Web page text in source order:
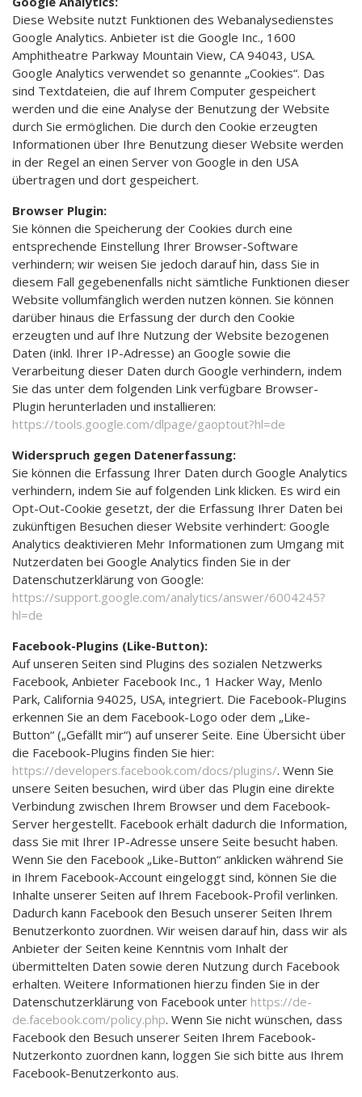
Diese Website nutzt Funktionen des Webanalysedienstes
Google Analytics. Anbieter ist die Google Inc., 1600
Amphitheatre Parkway Mountain View, CA 94043, USA.
Google Analytics verwendet so genannte „Cookies“. Das
sind Textdateien, die auf Ihrem Computer gespeichert
werden und die eine Analyse der Benutzung der Website
durch Sie ermöglichen. Die durch den Cookie erzeugten
Informationen über Ihre Benutzung dieser Website werden
in der Regel an einen Server von Google in den USA
übertragen und dort gespeichert.
Browser Plugin:
Sie können die Speicherung der Cookies durch eine
entsprechende Einstellung Ihrer Browser-Software
verhindern; wir weisen Sie jedoch darauf hin, dass Sie in
diesem Fall gegebenenfalls nicht sämtliche Funktionen dieser
Website vollumfänglich werden nutzen können. Sie können
darüber hinaus die Erfassung der durch den Cookie
erzeugten und auf Ihre Nutzung der Website bezogenen
Daten (inkl. Ihrer IP-Adresse) an Google sowie die
Verarbeitung dieser Daten durch Google verhindern, indem
Sie das unter dem folgenden Link verfügbare Browser-
Plugin herunterladen und installieren:
https://tools.google.com/dlpage/gaoptout?hl=de
Widerspruch gegen Datenerfassung:
Sie können die Erfassung Ihrer Daten durch Google Analytics
verhindern, indem Sie auf folgenden Link klicken. Es wird ein
Opt-Out-Cookie gesetzt, der die Erfassung Ihrer Daten bei
zukünftigen Besuchen dieser Website verhindert: Google
Analytics deaktivieren Mehr Informationen zum Umgang mit
Nutzerdaten bei Google Analytics finden Sie in der
Datenschutzerklärung von Google:
https://support.google.com/analytics/answer/6004245?
hl=de
Facebook-Plugins (Like-Button):
Auf unseren Seiten sind Plugins des sozialen Netzwerks
Facebook, Anbieter Facebook Inc., 1 Hacker Way, Menlo
Park, California 94025, USA, integriert. Die Facebook-Plugins
erkennen Sie an dem Facebook-Logo oder dem „Like-
Button“ („Gefällt mir“) auf unserer Seite. Eine Übersicht über
die Facebook-Plugins finden Sie hier:
https://developers.facebook.com/docs/plugins/. Wenn Sie
unsere Seiten besuchen, wird über das Plugin eine direkte
Verbindung zwischen Ihrem Browser und dem Facebook-
Server hergestellt. Facebook erhält dadurch die Information,
dass Sie mit Ihrer IP-Adresse unsere Seite besucht haben.
Wenn Sie den Facebook „Like-Button“ anklicken während Sie
in Ihrem Facebook-Account eingeloggt sind, können Sie die
Inhalte unserer Seiten auf Ihrem Facebook-Profil verlinken.
Dadurch kann Facebook den Besuch unserer Seiten Ihrem
Benutzerkonto zuordnen. Wir weisen darauf hin, dass wir als
Anbieter der Seiten keine Kenntnis vom Inhalt der
übermittelten Daten sowie deren Nutzung durch Facebook
erhalten. Weitere Informationen hierzu finden Sie in der
Datenschutzerklärung von Facebook unter https://de-
de.facebook.com/policy.php. Wenn Sie nicht wünschen, dass
Facebook den Besuch unserer Seiten Ihrem Facebook-
Nutzerkonto zuordnen kann, loggen Sie sich bitte aus Ihrem
Facebook-Benutzerkonto aus.